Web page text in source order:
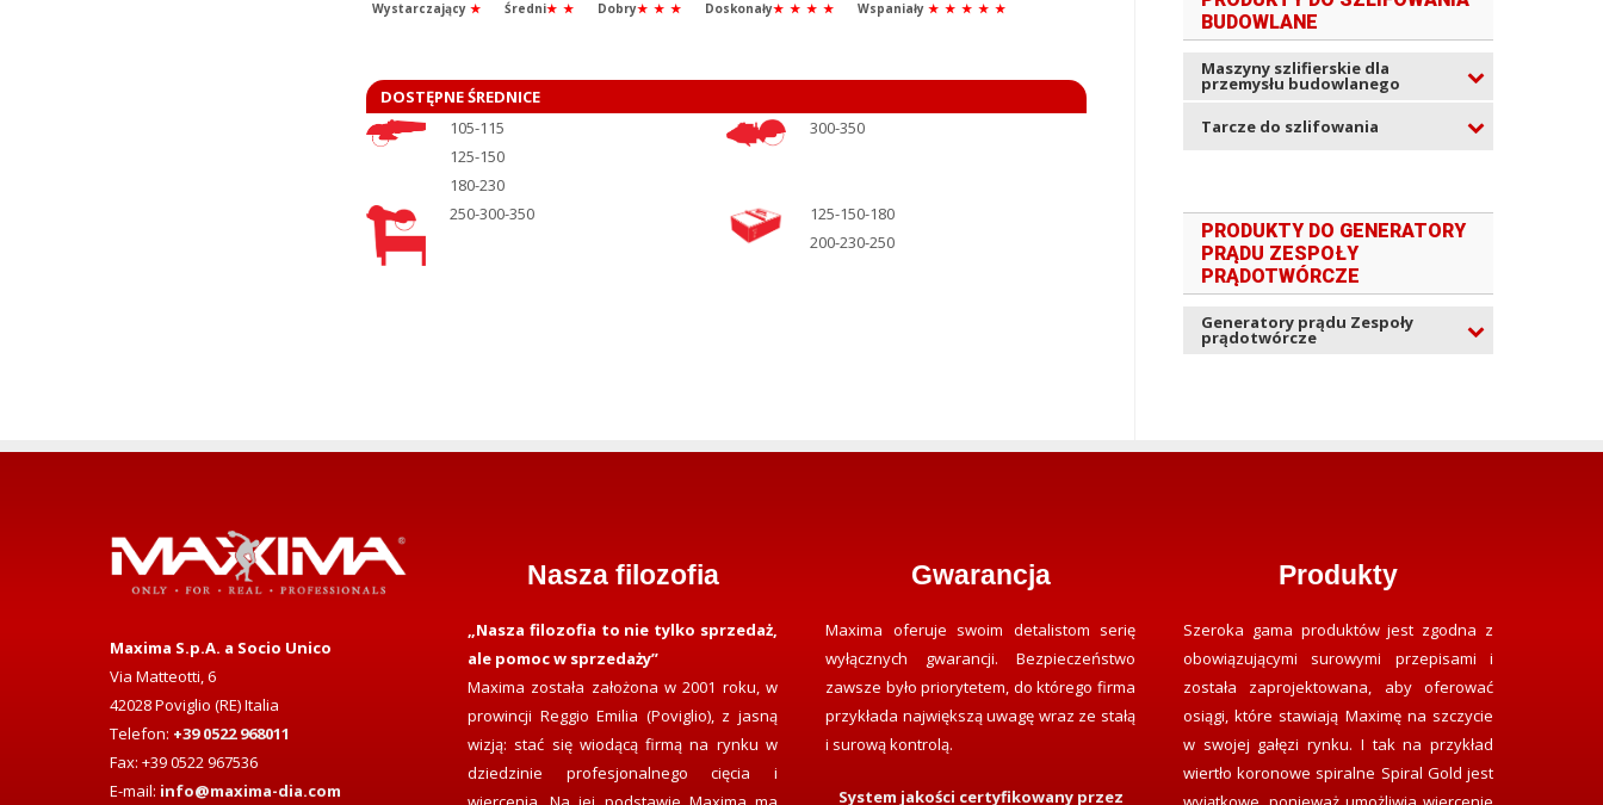
Wystarczający ★ Średni★ ★ Dobry★ ★ ★ Doskonały★ ★ ★ ★ Wspaniały ★ ★ ★ ★ ★
DOSTĘPNE ŚREDNICE
105-115
125-150
180-230
300-350
250-300-350
125-150-180
200-230-250
BUDOWLANE
Maszyny szlifierskie dla
przemysłu budowlanego
Tarcze do szlifowania
PRODUKTY DO GENERATORY
PRĄDU ZESPOŁY
PRĄDOTWÓRCZE
Generatory prądu Zespoły
prądotwórcze
Maxima S.p.A. a Socio Unico
Via Matteotti, 6
42028 Poviglio (RE) Italia
Telefon: +39 0522 968011
Fax: +39 0522 967536
E-mail: info@maxima-dia.com
Nasza filozofia
„Nasza filozofia to nie tylko sprzedaż,
ale pomoc w sprzedaży”
Maxima została założona w 2001 roku, w
prowincji Reggio Emilia (Poviglio), z jasną
wizją: stać się wiodącą firmą na rynku w
dziedzinie profesjonalnego cięcia i
Gwarancja
Maxima oferuje swoim detalistom serię
wyłącznych gwarancji. Bezpieczeństwo
zawsze było priorytetem, do którego firma
przykłada największą uwagę wraz ze stałą
i surową kontrolą.
System jakości certyfikowany przez
Produkty
Szeroka gama produktów jest zgodna z
obowiązującymi surowymi przepisami i
została zaprojektowana, aby oferować
osiągi, które stawiają Maximę na szczycie
w swojej gałęzi rynku. I tak na przykład
wiertło koronowe spiralne Spiral Gold jest